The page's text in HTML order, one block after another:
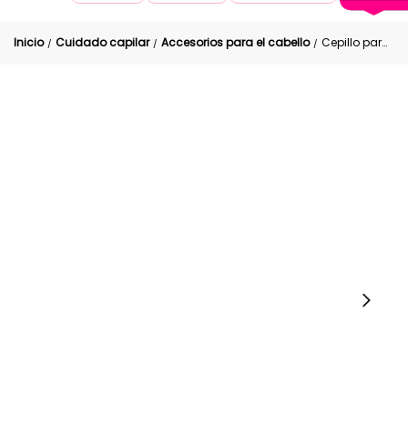
Inicio / Cuidado capilar / Accesorios para el cabello / Cepillo para definir y desenredar el cabello antifriiz